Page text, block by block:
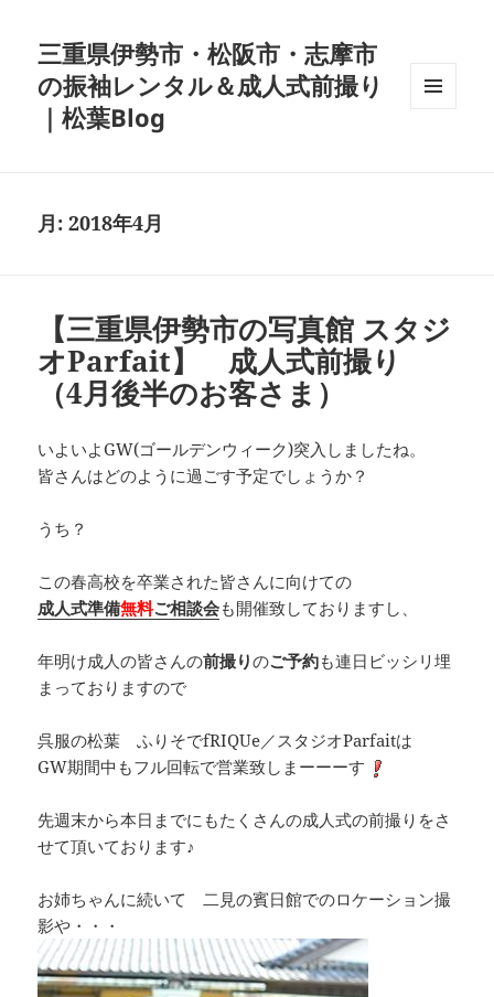
三重県伊勢市・松阪市・志摩市
の振袖レンタル＆成人式前撮り
｜松葉Blog
月:2018年4月
【三重県伊勢市の写真館 スタジ
オParfait】 成人式前撮り
（4月後半のお客さま）
いよいよGW(ゴールデンウィーク)突入しましたね。
皆さんはどのように過ごす予定でしょうか？
うち？
この春高校を卒業された皆さんに向けての
成人式準備無料ご相談会も開催致しておりますし、
年明け成人の皆さんの前撮りのご予約も連日ビッシリ埋
まっておりますので
呉服の松葉 ふりそでfRIQUe／スタジオParfaitは
GW期間中もフル回転で営業致しまーーーす
先週末から本日までにもたくさんの成人式の前撮りをさ
せて頂いております♪
お姉ちゃんに続いて 二見の賓日館でのロケーション撮
影や・・・